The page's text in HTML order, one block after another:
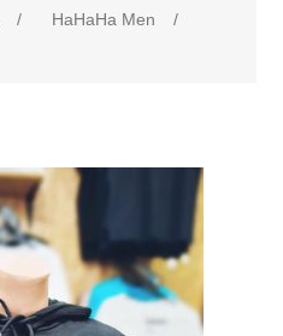
/ HaHaHa Men
/